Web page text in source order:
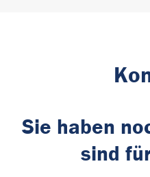
Sie haben
sind